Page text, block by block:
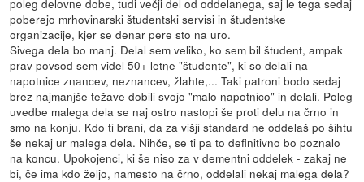
poberejo mrhovinarski študentski servisi in študentske
organizacije, kjer se denar pere sto na uro.
Sivega dela bo manj. Delal sem veliko, ko sem bil študent, ampak
prav povsod sem videl 50+ letne "študente", ki so delali na
napotnice znancev, neznancev, žlahte,... Taki patroni bodo sedaj
brez najmanjše težave dobili svojo "malo napotnico" in delali. Poleg
uvedbe malega dela se naj ostro nastopi še proti delu na črno in
smo na konju. Kdo ti brani, da za višji standard ne oddelaš po šihtu
še nekaj ur malega dela. Nihče, se ti pa to definitivno bo poznalo
na koncu. Upokojenci, ki še niso za v dementni oddelek - zakaj ne
bi, če ima kdo željo, namesto na črno, oddelali nekaj malega dela?